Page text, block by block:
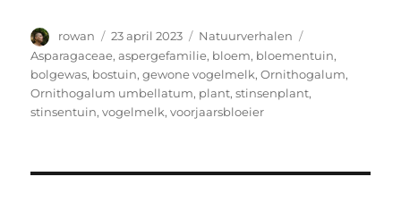
Auteur
rowan
Geplaatst
op
23 april 2023 Categorieën
Natuurverhalen
Asparagaceae,aspergefamilie, bloem, bloementuin,
bolgewas, bostuin,gewone vogelmelk,Ornithogalum,
Ornithogalum umbellatum, plant,stinsenplant,
stinsentuin,vogelmelk,voorjaarsbloeier